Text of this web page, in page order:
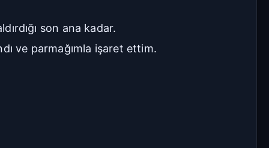
Sıkı
son ana kadar.
ve parmağımla işaret ettim.